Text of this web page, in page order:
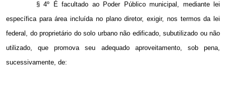
§ 4º É facultado ao Poder Público municipal, mediante lei
específica para área incluída no plano diretor, exigir, nos termos da lei
federal, do proprietário do solo urbano não edificado, subutilizado ou não
utilizado, que promova seu adequado aproveitamento, sob pena,
sucessivamente, de: